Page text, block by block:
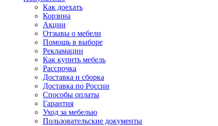
Как доехать
Корзина
Акции
Отзывы о мебели
Помощь в выборе
Рекламации
Как купить мебель
Рассрочка
Доставка и сборка
Доставка по России
Способы оплаты
Гарантия
Уход за мебелью
Пользовательские документы